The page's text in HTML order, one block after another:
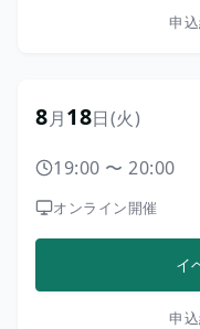
申
8月18日(火)
19:00 〜 20:00
オンライン開催
イ
申